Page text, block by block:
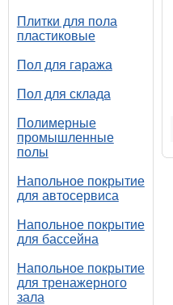
Плитки для пола
пластиковые
Пол для гаража
Пол для склада
Полимерные
промышленные
полы
Напольное покрытие
для автосервиса
Напольное покрытие
для бассейна
Напольное покрытие
для тренажерного
зала